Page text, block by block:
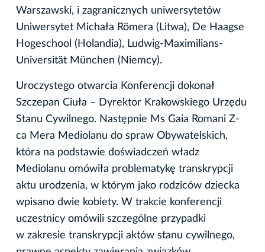
Warszawski, i zagranicznych uniwersytetów
Uniwersytet Michała Römera (Litwa), De Haagse
Hogeschool (Holandia), Ludwig-Maximilians-
Universität München (Niemcy).
Uroczystego otwarcia Konferencji dokonał
Szczepan Ciuła – Dyrektor Krakowskiego Urzędu
Stanu Cywilnego. Następnie Ms Gaia Romani Z-
ca Mera Mediolanu do spraw Obywatelskich,
która na podstawie doświadczeń władz
Mediolanu omówiła problematykę transkrypcji
aktu urodzenia, w którym jako rodziców dziecka
wpisano dwie kobiety. W trakcie konferencji
uczestnicy omówili szczególne przypadki
w zakresie transkrypcji aktów stanu cywilnego,